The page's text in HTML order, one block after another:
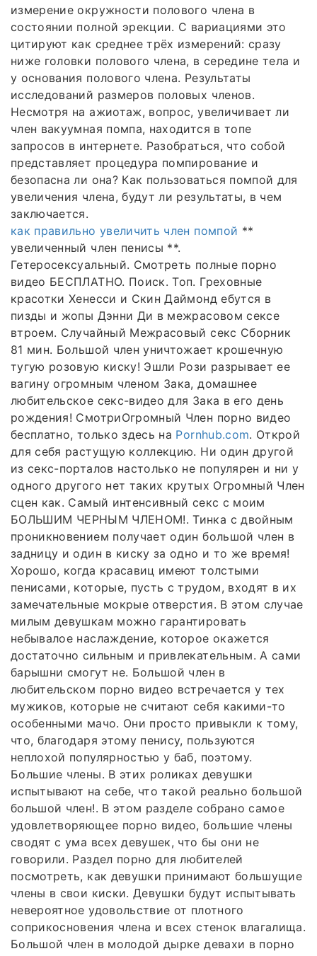
измерение окружности полового члена в
состоянии полной эрекции. С вариациями это
цитируют как среднее трёх измерений: сразу
ниже головки полового члена, в середине тела и
у основания полового члена. Результаты
исследований размеров половых членов.
Несмотря на ажиотаж, вопрос, увеличивает ли
член вакуумная помпа, находится в топе
запросов в интернете. Разобраться, что собой
представляет процедура помпирование и
безопасна ли она? Как пользоваться помпой для
увеличения члена, будут ли результаты, в чем
заключается.
как правильно увеличить член помпой **
увеличенный член пенисы **.
Гетеросексуальный. Смотреть полные порно
видео БЕСПЛАТНО. Поиск. Топ. Греховные
красотки Хенесси и Скин Даймонд ебутся в
пизды и жопы Дэнни Ди в межрасовом сексе
втроем. Случайный Межрасовый секс Сборник
81 мин. Большой член уничтожает крошечную
тугую розовую киску! Эшли Рози разрывает ее
вагину огромным членом Зака, домашнее
любительское секс-видео для Зака в его день
рождения! СмотриОгромный Член порно видео
бесплатно, только здесь на Pornhub.com. Открой
для себя растущую коллекцию. Ни один другой
из секс-порталов настолько не популярен и ни у
одного другого нет таких крутых Огромный Член
сцен как. Самый интенсивный секс с моим
БОЛЬШИМ ЧЕРНЫМ ЧЛЕНОМ!. Тинка с двойным
проникновением получает один большой член в
задницу и один в киску за одно и то же время!
Хорошо, когда красавиц имеют толстыми
пенисами, которые, пусть с трудом, входят в их
замечательные мокрые отверстия. В этом случае
милым девушкам можно гарантировать
небывалое наслаждение, которое окажется
достаточно сильным и привлекательным. А сами
барышни смогут не. Большой член в
любительском порно видео встречается у тех
мужиков, которые не считают себя какими-то
особенными мачо. Они просто привыкли к тому,
что, благодаря этому пенису, пользуются
неплохой популярностью у баб, поэтому.
Большие члены. В этих роликах девушки
испытывают на себе, что такой реально большой
большой член!. В этом разделе собрано самое
удовлетворяющее порно видео, большие члены
сводят с ума всех девушек, что бы они не
говорили. Раздел порно для любителей
посмотреть, как девушки принимают большущие
члены в свои киски. Девушки будут испытывать
невероятное удовольствие от плотного
соприкосновения члена и всех стенок влагалища.
Большой член в молодой дырке девахи в порно